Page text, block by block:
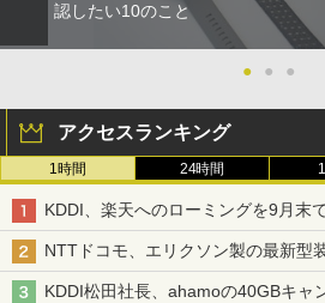
認したい10のこと
● ● ●
アクセスランキング
1時間 24時間
KDDI、楽天へのローミングを9月末
NTTドコモ、エリクソン製の最新型
KDDI松田社長、ahamoの40GBキャ